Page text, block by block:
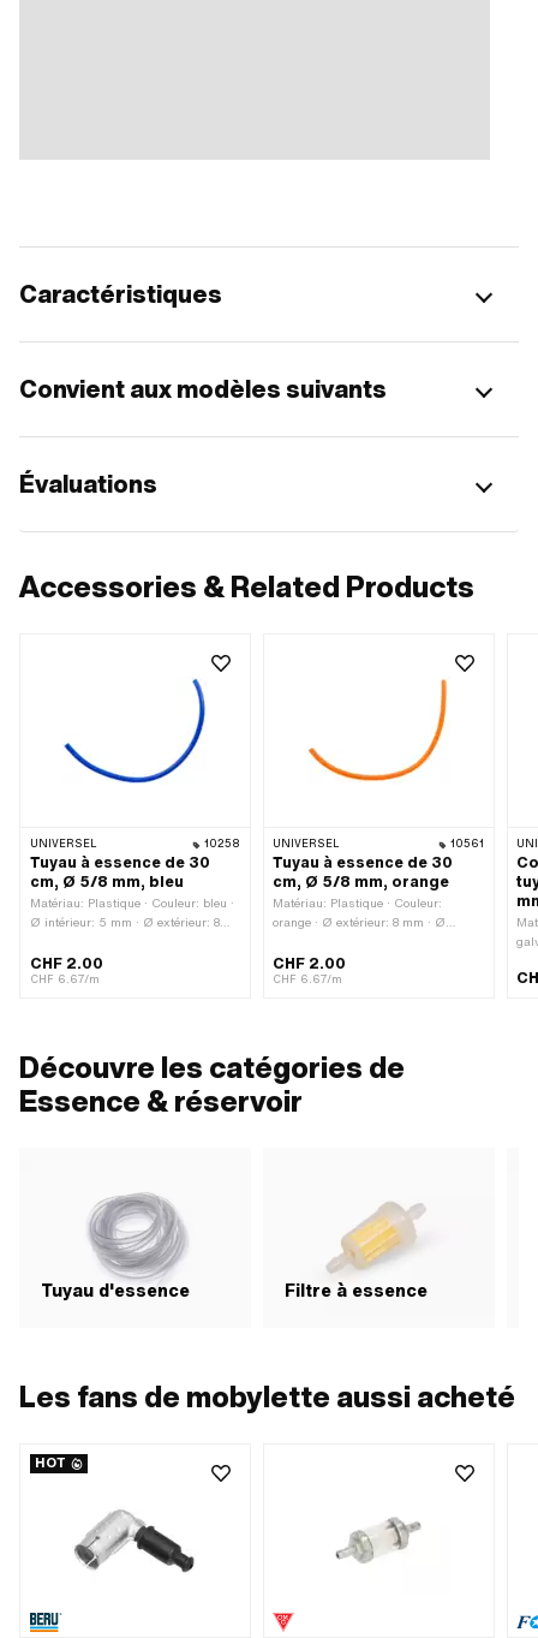
Caractéristiques
Convient aux modèles suivants
Évaluations
Accessories & Related Products
UNIVERSEL 10258
Tuyau à essence de 30
cm, Ø 5/8 mm, bleu
Matériau: Plastique · Couleur: bleu ·
Ø intérieur: 5 mm · Ø extérieur: 8
CHF 2.00
CHF 6.67/m
UNIVERSEL 10561
Tuyau à essence de 30
cm, Ø 5/8 mm, orange
Matériau: Plastique · Couleur:
orange · Ø extérieur: 8 mm · Ø
300 mm
CHF 2.00
CHF 6.67/m
Découvre les catégories de
Essence & réservoir
Tuyau d'essence Filtre à essence
Les fans de mobylette aussi acheté
HOT